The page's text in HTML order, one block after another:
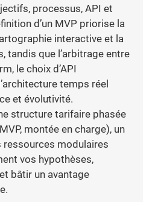
processus, API et
d’un MVP priorise la
interactive et la
tandis que l’arbitrage entre
le choix d’API
temps réel
et évolutivité.
structure tarifaire phasée
montée en charge), un
ressources modulaires
vos hypothèses,
bâtir un avantage